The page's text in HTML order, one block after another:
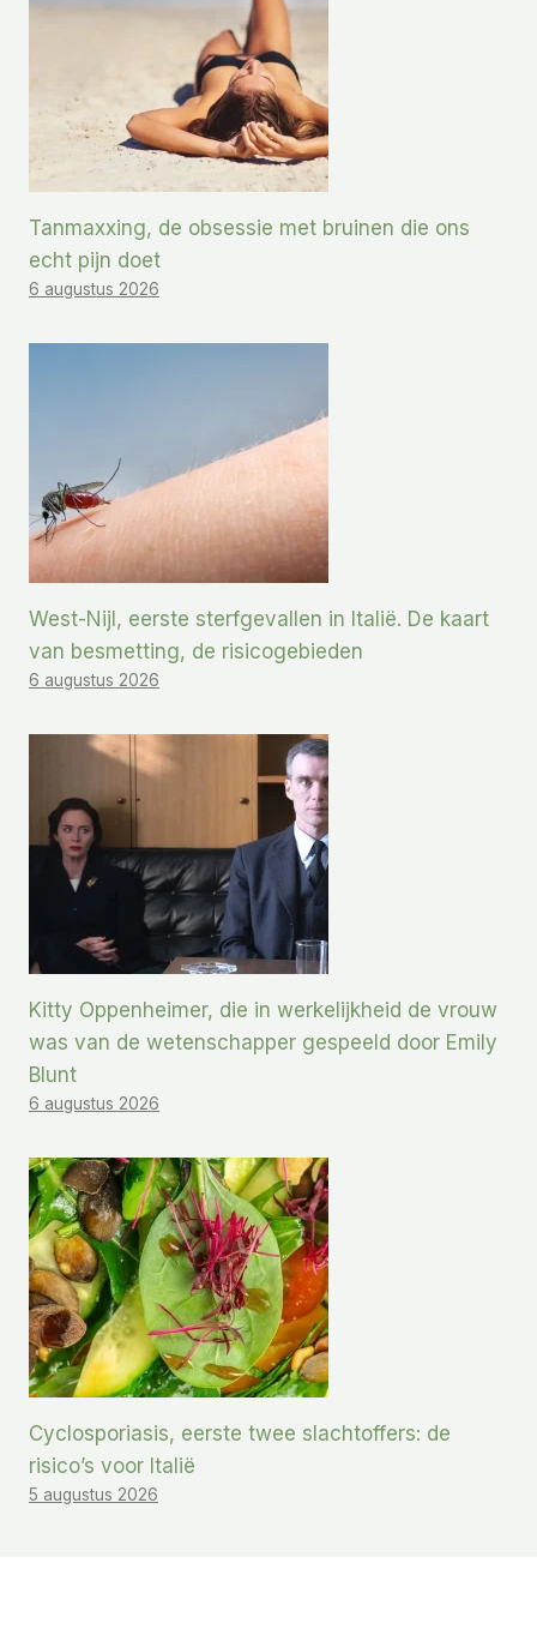
Tanmaxxing, de obsessie met bruinen die ons
echt pijn doet
6 augustus 2026
West-Nijl, eerste sterfgevallen in Italië. De kaart
van besmetting, de risicogebieden
6 augustus 2026
Kitty Oppenheimer, die in werkelijkheid de vrouw
was van de wetenschapper gespeeld door Emily
Blunt
6 augustus 2026
Cyclosporiasis, eerste twee slachtoffers: de
risico’s voor Italië
5 augustus 2026